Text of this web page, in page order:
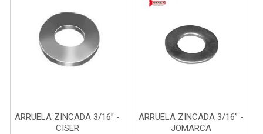
ARRUELA ZINCADA 3/16” -
CISER
ARRUELA ZINCADA 3/16” -
JOMARCA